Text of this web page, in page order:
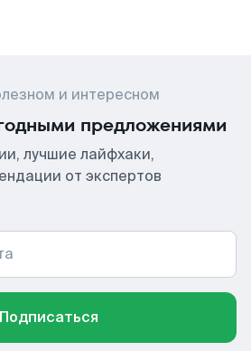
и интересном
предложениями
лучшие лайфхаки,
от экспертов
Подписаться